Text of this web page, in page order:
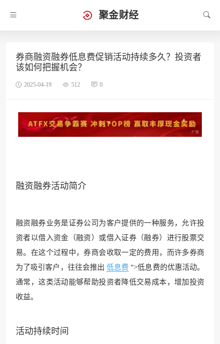
聚金财经
券商融资融券低息费促销活动持续多久？投资者
该如何把握机会？
2025-04-19 512 0
融资融券活动简介
融资融券业务是证券公司为客户提供的一种服务，允许投
资者以借入资金（融资）或借入证券（融券）进行股票交
易。在这个过程中，券商会收取一定的费用，而许多券商
为了吸引客户，往往会推出 低息费 ">低息费的优惠活动。
通常，这类活动能够帮助投资者降低交易成本，增加投资
收益。
活动持续时间